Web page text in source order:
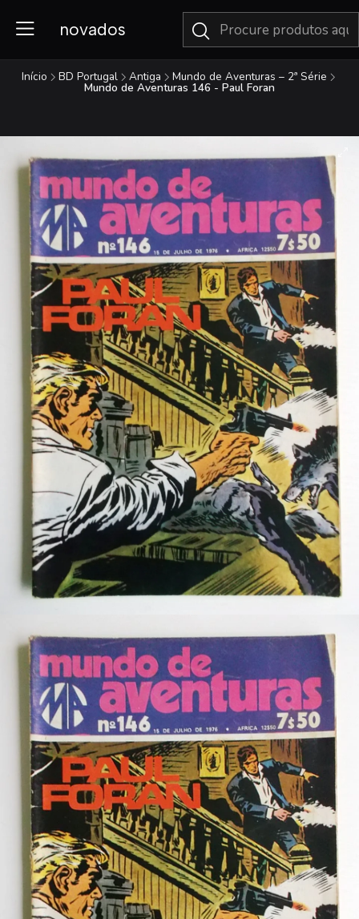
novados
Início BD Portugal Antiga Mundo de Aventuras – 2ª Série
Mundo de Aventuras 146 - Paul Foran